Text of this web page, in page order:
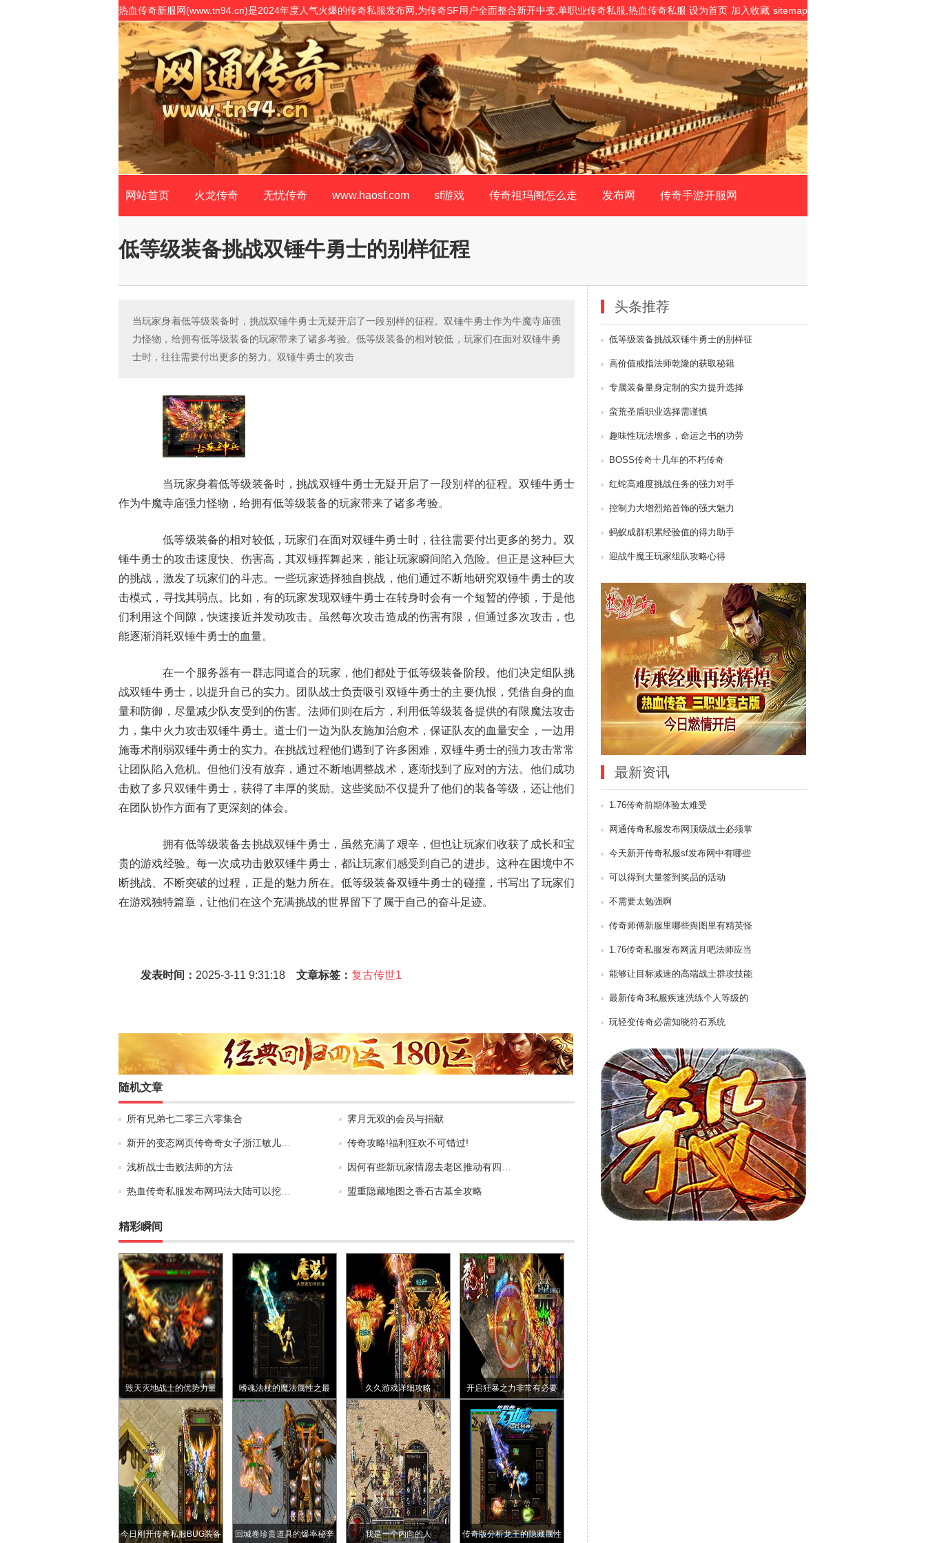
设为首页 加入收藏 sitemap
热血传奇新服网(www.tn94.cn)是2024年度人气火爆的传奇私服发布网,为传奇SF用户全面整合新开中变,单职业传奇私服,热血传奇私服
开服表,是传奇私服网站客户最信赖的传奇SF开原版!
网站首页 火龙传奇 无忧传奇 www.haosf.com sf游戏 传奇祖玛阁怎么走 发布网 传奇手游开服网
低等级装备挑战双锤牛勇士的别样征程
当玩家身着低等级装备时，挑战双锤牛勇士无疑开启了一段别样的征程。双锤牛勇士作为牛魔寺庙强
力怪物，给拥有低等级装备的玩家带来了诸多考验。低等级装备的相对较低，玩家们在面对双锤牛勇
士时，往往需要付出更多的努力。双锤牛勇士的攻击
当玩家身着低等级装备时，挑战双锤牛勇士无疑开启了一段别样的征程。双锤牛勇士
作为牛魔寺庙强力怪物，给拥有低等级装备的玩家带来了诸多考验。
低等级装备的相对较低，玩家们在面对双锤牛勇士时，往往需要付出更多的努力。双
锤牛勇士的攻击速度快、伤害高，其双锤挥舞起来，能让玩家瞬间陷入危险。但正是这种巨大
的挑战，激发了玩家们的斗志。一些玩家选择独自挑战，他们通过不断地研究双锤牛勇士的攻
击模式，寻找其弱点。比如，有的玩家发现双锤牛勇士在转身时会有一个短暂的停顿，于是他
们利用这个间隙，快速接近并发动攻击。虽然每次攻击造成的伤害有限，但通过多次攻击，也
能逐渐消耗双锤牛勇士的血量。
在一个服务器有一群志同道合的玩家，他们都处于低等级装备阶段。他们决定组队挑
战双锤牛勇士，以提升自己的实力。团队战士负责吸引双锤牛勇士的主要仇恨，凭借自身的血
量和防御，尽量减少队友受到的伤害。法师们则在后方，利用低等级装备提供的有限魔法攻击
力，集中火力攻击双锤牛勇士。道士们一边为队友施加治愈术，保证队友的血量安全，一边用
施毒术削弱双锤牛勇士的实力。在挑战过程他们遇到了许多困难，双锤牛勇士的强力攻击常常
让团队陷入危机。但他们没有放弃，通过不断地调整战术，逐渐找到了应对的方法。他们成功
击败了多只双锤牛勇士，获得了丰厚的奖励。这些奖励不仅提升了他们的装备等级，还让他们
在团队协作方面有了更深刻的体会。
拥有低等级装备去挑战双锤牛勇士，虽然充满了艰辛，但也让玩家们收获了成长和宝
贵的游戏经验。每一次成功击败双锤牛勇士，都让玩家们感受到自己的进步。这种在困境中不
断挑战、不断突破的过程，正是的魅力所在。低等级装备双锤牛勇士的碰撞，书写出了玩家们
在游戏独特篇章，让他们在这个充满挑战的世界留下了属于自己的奋斗足迹。
发表时间： 2025-3-11 9:31:18 文章标签： 复古传世1
随机文章
所有兄弟七二零三六零集合 霁月无双的会员与捐献
新开的变态网页传奇奇女子浙江敏儿… 传奇攻略!福利狂欢不可错过!
浅析战士击败法师的方法 因何有些新玩家情愿去老区推动有四…
热血传奇私服发布网玛法大陆可以挖… 盟重隐藏地图之香石古墓全攻略
精彩瞬间
毁天灭地战士的优势力量 嗜魂法杖的魔法属性之最 久久游戏详细攻略 开启狂暴之力非常有必要
今日刚开传奇私服BUG装备 回城卷珍贵道具的爆率秘辛 我是一个内向的人 传奇版分析龙王的隐藏属性
头条推荐
低等级装备挑战双锤牛勇士的别样征
高价值戒指法师乾隆的获取秘籍
专属装备量身定制的实力提升选择
蛮荒圣盾职业选择需谨慎
趣味性玩法增多，命运之书的功劳
BOSS传奇十几年的不朽传奇
红蛇高难度挑战任务的强力对手
控制力大增烈焰首饰的强大魅力
蚂蚁成群积累经验值的得力助手
迎战牛魔王玩家组队攻略心得
最新资讯
1.76传奇前期体验太难受
网通传奇私服发布网顶级战士必须掌
今天新开传奇私服sf发布网中有哪些
可以得到大量签到奖品的活动
不需要太勉强啊
传奇师傅新服里哪些舆图里有精英怪
1.76传奇私服发布网蓝月吧法师应当
能够让目标减速的高端战士群攻技能
最新传奇3私服疾速洗练个人等级的
玩轻变传奇必需知晓符石系统